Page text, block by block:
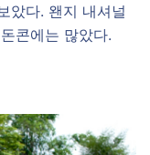
았다. 왠지 내셔널
콘에는 많았다.